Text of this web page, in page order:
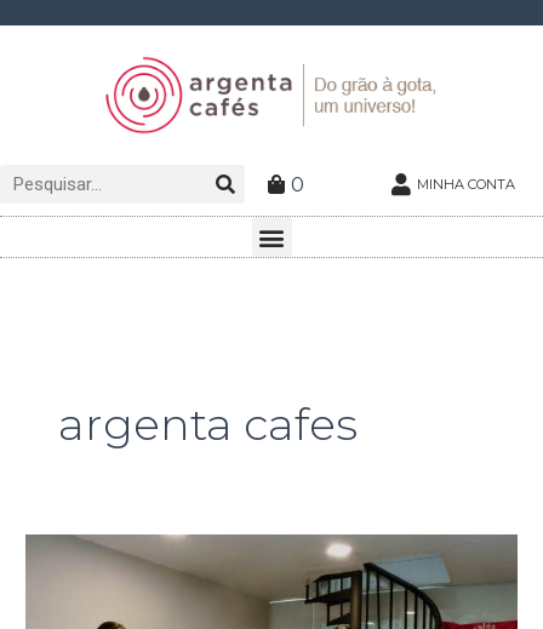
Pesquisar Pesquisar
0 MINHA CONTA
Menu
argenta cafes